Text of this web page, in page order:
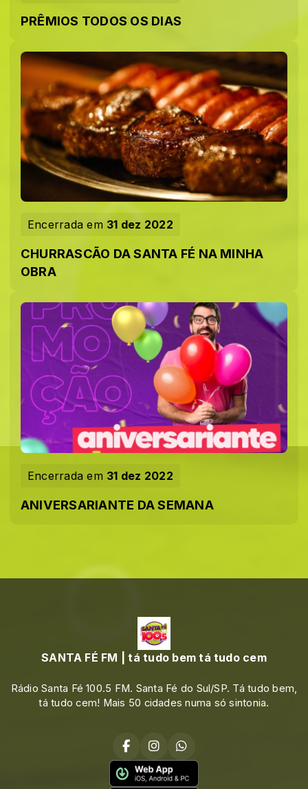
PRÊMIOS TODOS OS DIAS
Encerrada em 31 dez 2022
CHURRASCÃO DA SANTA FÉ NA MINHA
OBRA
Encerrada em 31 dez 2022
ANIVERSARIANTE DA SEMANA
SANTA FÉ FM | tá tudo bem tá tudo cem
Rádio Santa Fé 100.5 FM. Santa Fé do Sul/SP. Tá tudo bem,
tá tudo cem! Mais 50 cidades numa só sintonia.